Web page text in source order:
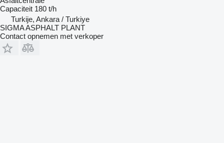
Capaciteit 180 t/h
Turkije, Ankara / Turkiye
SIGMA ASPHALT PLANT
Contact opnemen met verkoper